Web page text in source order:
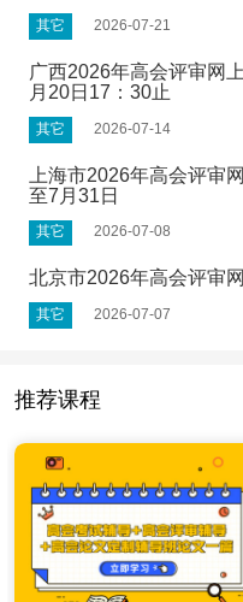
其它 2026-07-21
广西2026年高会评审网
月20日17：30止
其它 2026-07-14
上海市2026年高会评审
至7月31日
其它 2026-07-08
北京市2026年高会评审
其它 2026-07-07
推荐课程